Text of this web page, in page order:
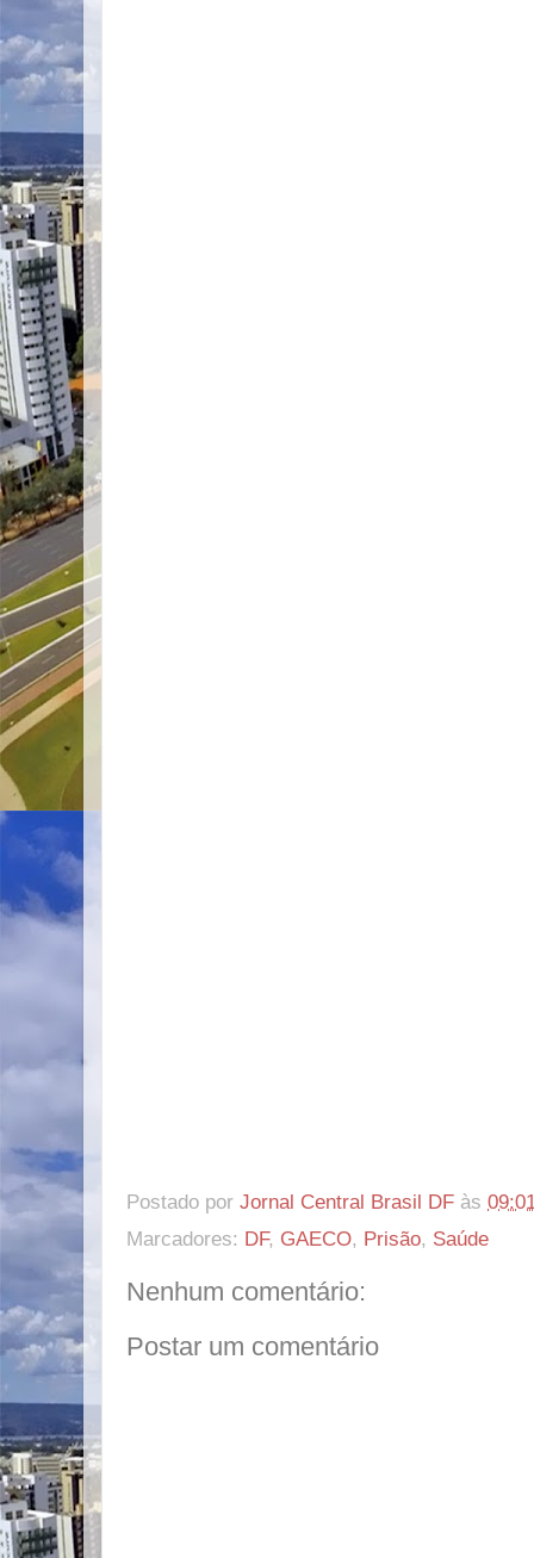
Postado por Jornal Central Brasil DF às
Marcadores: DF, GAECO, Prisão, Saúde
Nenhum comentário:
Postar um comentário